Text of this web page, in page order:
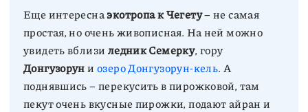
Еще интереснаэкотропа к Чегету– не самая
простая, но очень живописная. На ней можно
увидеть вблизи ледник Семерку, гору
Донгузоруни озеро Донгузорун-кель. А
поднявшись – перекусить в пирожковой, там
пекут очень вкусные пирожки, подают айран и